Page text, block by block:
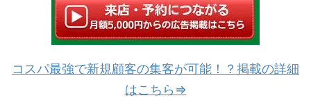
コスパ最強で新規顧客の集客が可能！？掲載の詳細
はこちら⇒